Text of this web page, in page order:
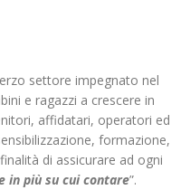
settore impegnato nel
e ragazzi a crescere in
affidatari, operatori ed
formazione,
di assicurare ad ogni
in più su cui contare”.